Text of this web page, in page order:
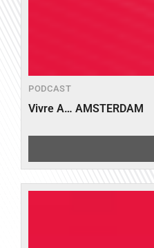
PODCAST
Vivre A… AMSTERDAM